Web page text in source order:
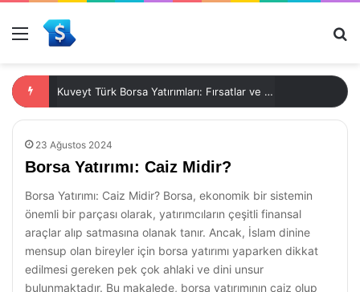
Menü
Kuveyt Türk Borsa Yatırımları: Fırsatlar ve Riskler
23 Ağustos 2024
Borsa Yatırımı: Caiz Midir?
Borsa Yatırımı: Caiz Midir? Borsa, ekonomik bir sistemin
önemli bir parçası olarak, yatırımcıların çeşitli finansal
araçlar alıp satmasına olanak tanır. Ancak, İslam dinine
mensup olan bireyler için borsa yatırımı yaparken dikkat
edilmesi gereken pek çok ahlaki ve dini unsur
bulunmaktadır. Bu makalede, borsa yatırımının caiz olup